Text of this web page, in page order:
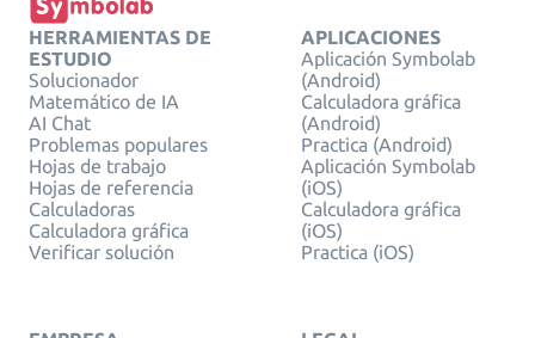
HERRAMIENTAS DE
ESTUDIO
Solucionador
Matemático de IA
AI Chat
Problemas populares
Hojas de trabajo
Hojas de referencia
Calculadoras
Calculadora gráfica
Verificar solución
APLICACIONES
Aplicación Symbolab
(Android)
Calculadora gráfica
(Android)
Practica (Android)
Aplicación Symbolab
(iOS)
Calculadora gráfica
(iOS)
Practica (iOS)